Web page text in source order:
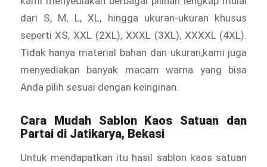
dari S, M, L, XL, hingga ukuran-ukuran khusus
seperti XS, XXL (2XL), XXXL (3XL), XXXXL (4XL).
Tidak hanya material bahan dan ukuran,kami juga
menyediakan banyak macam warna yang bisa
Anda pilih sesuai dengan keinginan.
Cara Mudah Sablon Kaos Satuan dan
Partai di Jatikarya, Bekasi
Untuk mendapatkan itu hasil sablon kaos satuan